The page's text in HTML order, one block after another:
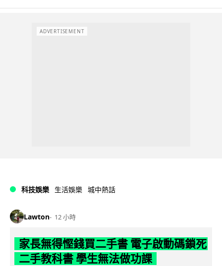
ADVERTISEMENT
科技娛樂 生活娛樂 城中熱話
Lawton 12 小時
家長無得慳錢買二手書 電子啟動碼鎖死
二手教科書 學生無法做功課